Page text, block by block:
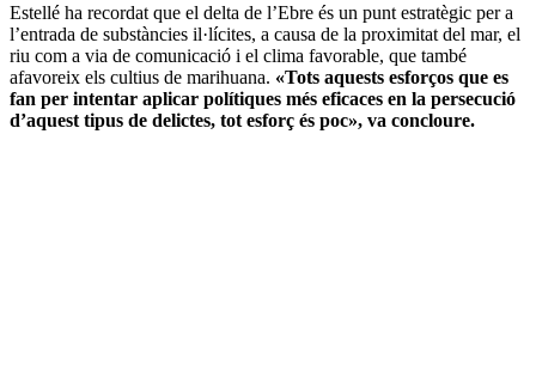
Estellé ha recordat que el delta de l’Ebre és un punt estratègic per a
l’entrada de substàncies il·lícites, a causa de la proximitat del mar, el
riu com a via de comunicació i el clima favorable, que també
afavoreix els cultius de marihuana. «Tots aquests esforços que es
fan per intentar aplicar polítiques més eficaces en la persecució
d’aquest tipus de delictes, tot esforç és poc», va concloure.